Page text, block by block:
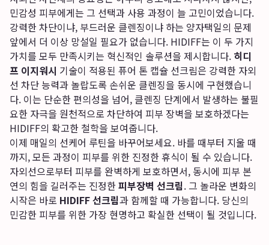
민감성 피부에게는 그 선택과 사용 과정이 늘 고민이었습니다.
강력한 차단이냐, 부드러운 클렌징이냐 하는 양자택일의 문제
앞에서 더 이상 망설일 필요가 없습니다. HIDIFF는 이 두 가지
가치를 모두 만족시키는 혁신적인 솔루션을 제시합니다. 히디
프 이지워시 기술이 적용된 퓨어 톤 캡슐 선크림은 강력한 자외
선 차단 능력과 놀랍도록 손쉬운 클렌징을 동시에 구현했습니
다. 이는 단순한 편의성을 넘어, 클렌징 단계에서 발생하는 불필
요한 자극을 원천적으로 차단하여 피부 장벽을 보호하겠다는
HIDIFF의 확고한 철학을 보여줍니다.
이제 매일의 선케어 루틴을 바꾸어보세요. 바를 때부터 지울 때
까지, 모든 과정이 피부를 위한 진정한 휴식이 될 수 있습니다.
자외선으로부터 피부를 완벽하게 보호하면서, 동시에 피부 본
연의 힘을 길러주는 진정한피부장벽 선크림. 그 놀라운 변화의
시작은 바로 HIDIFF 선크림과 함께할 때 가능합니다. 당신의
민감한 피부를 위한 가장 현명하고 확실한 선택이 될 것입니다.